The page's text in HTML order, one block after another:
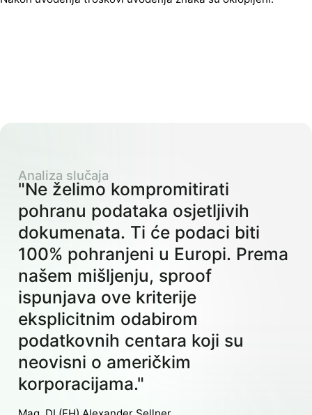
"Ne želimo kompromitirati
pohranu podataka osjetljivih
dokumenata. Ti će podaci biti
100% pohranjeni u Europi. Prema
našem mišljenju, sproof
ispunjava ove kriterije
eksplicitnim odabirom
podatkovnih centara koji su
neovisni o američkim
korporacijama."
Analiza slučaja